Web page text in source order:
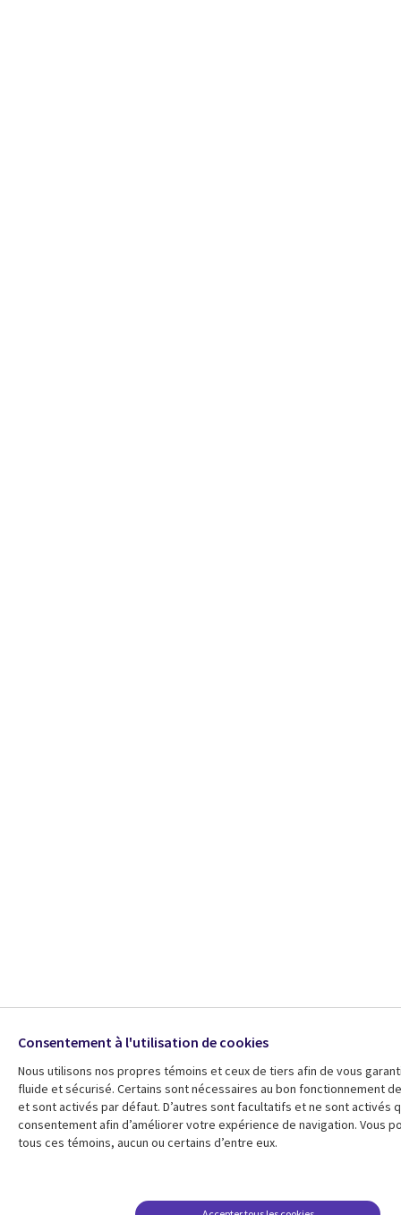
Consentement à l'utilisation de cookies
Nous utilisons nos propres témoins et ceux de tiers afin de vous
fluide et sécurisé. Certains sont nécessaires au bon fonctionnement
et sont activés par défaut. D’autres sont facultatifs et ne sont activés
consentement afin d’améliorer votre expérience de navigation. Vous
tous ces témoins, aucun ou certains d’entre eux.